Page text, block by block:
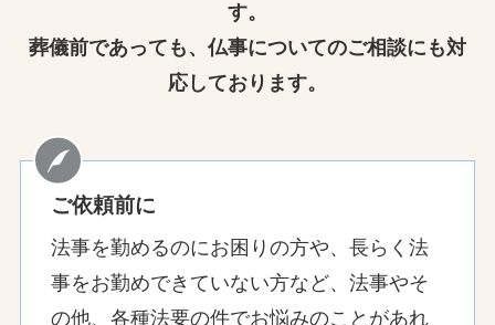
す。
葬儀前であっても、仏事についてのご相談にも対
応しております。
ご依頼前に
法事を勤めるのにお困りの方や、長らく法
事をお勤めできていない方など、法事やそ
の他、各種法要の件でお悩みのことがあれ